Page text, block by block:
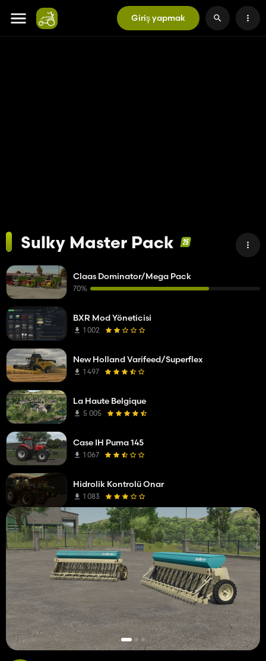
Giriş yapmak
Sulky Master Pack
Claas Dominator/Mega Pack
70%
BXR Mod Yöneticisi
1 002
New Holland Varifeed/Superflex
1 497
La Haute Belgique
5 005
Case IH Puma 145
1 067
Hidrolik Kontrolü Onar
1 083